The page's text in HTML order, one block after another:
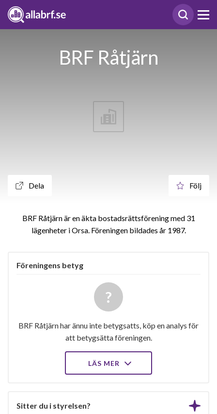
BRF Råtjärn
Dela Följ
BRF Råtjärn är en äkta bostadsrättsförening med 31
lägenheter i Orsa. Föreningen bildades år 1987
Föreningens betyg
BRF Råtjärn har ännu inte betygsatts, köp en analys för
att betygsätta föreningen.
LÄS MER
Sitter du i styrelsen?